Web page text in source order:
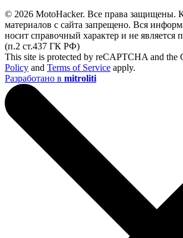
© 2026 MotoHacker. Все права защищены.
материалов с сайта запрещено. Вся
носит справочный характер и не является
(п.2 ст.437 ГК РФ)
This site is protected by reCAPTCHA and the
Policy and Terms of Service apply.
Разработано в mitroliti